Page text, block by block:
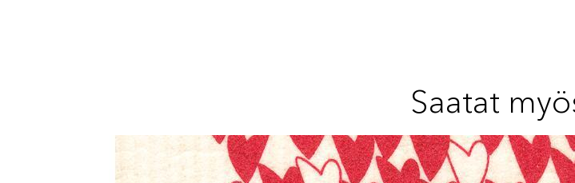
Saatat